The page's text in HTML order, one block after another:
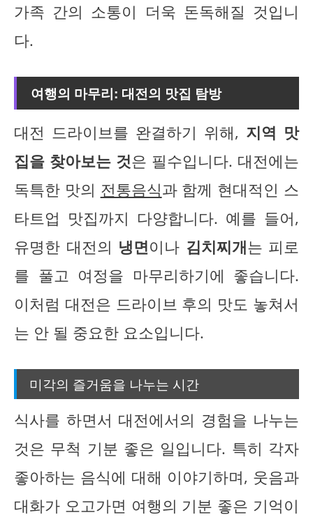
가족 간의 소통이 더욱 돈독해질 것입니
다.
여행의 마무리: 대전의 맛집 탐방
대전 드라이브를 완결하기 위해, 지역 맛
집을 찾아보는 것은 필수입니다. 대전에는
독특한 맛의 전통음식과 함께 현대적인 스
타트업 맛집까지 다양합니다. 예를 들어,
유명한 대전의 냉면이나 김치찌개는 피로
를 풀고 여정을 마무리하기에 좋습니다.
이처럼 대전은 드라이브 후의 맛도 놓쳐서
는 안 될 중요한 요소입니다.
미각의 즐거움을 나누는 시간
식사를 하면서 대전에서의 경험을 나누는
것은 무척 기분 좋은 일입니다. 특히 각자
좋아하는 음식에 대해 이야기하며, 웃음과
대화가 오고가면 여행의 기분 좋은 기억이